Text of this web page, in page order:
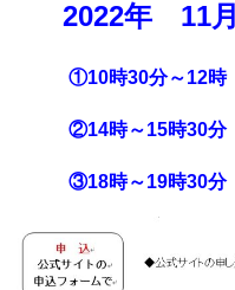
2022年 11
①10時30分～12時
②14時～15時30分
③18時～19時30分